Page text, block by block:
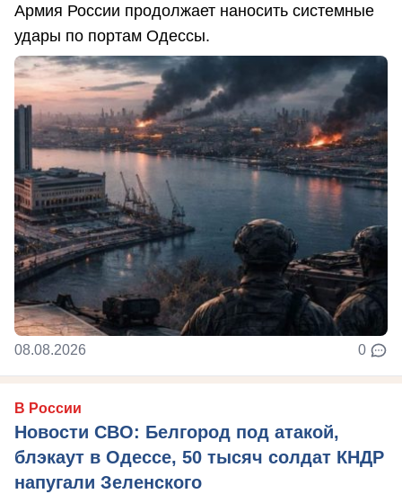
Армия России продолжает наносить системные
удары по портам Одессы.
08.08.2026 0
В России
Новости СВО: Белгород под атакой,
блэкаут в Одессе, 50 тысяч солдат КНДР
напугали Зеленского